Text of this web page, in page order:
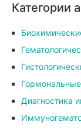
Категории
Диагностика